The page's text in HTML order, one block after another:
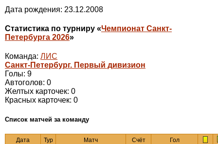
Дата рождения: 23.12.2008
Статистика по турниру «Чемпионат Санкт-
Петербурга 2026»
Команда: ЛИС
Санкт-Петербург. Первый дивизион
Голы: 9
Автоголов: 0
Желтых карточек: 0
Красных карточек: 0
Cписок матчей за команду
Дата Тур Матч Счёт Гол